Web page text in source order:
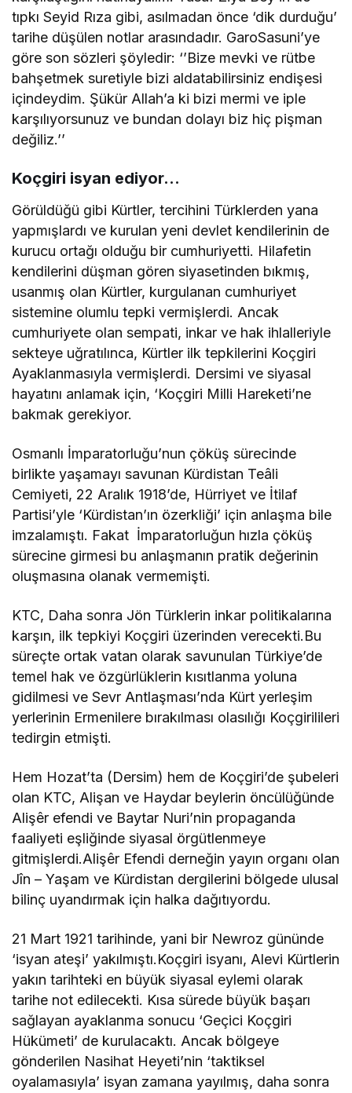
tıpkı Seyid Rıza gibi, asılmadan önce ‘dik durduğu’
tarihe düşülen notlar arasındadır. GaroSasuni’ye
göre son sözleri şöyledir: ‘’Bize mevki ve rütbe
bahşetmek suretiyle bizi aldatabilirsiniz endişesi
içindeydim. Şükür Allah’a ki bizi mermi ve iple
karşılıyorsunuz ve bundan dolayı biz hiç pişman
değiliz.’’
Koçgiri isyan ediyor…
Görüldüğü gibi Kürtler, tercihini Türklerden yana
yapmışlardı ve kurulan yeni devlet kendilerinin de
kurucu ortağı olduğu bir cumhuriyetti. Hilafetin
kendilerini düşman gören siyasetinden bıkmış,
usanmış olan Kürtler, kurgulanan cumhuriyet
sistemine olumlu tepki vermişlerdi. Ancak
cumhuriyete olan sempati, inkar ve hak ihlalleriyle
sekteye uğratılınca, Kürtler ilk tepkilerini Koçgiri
Ayaklanmasıyla vermişlerdi. Dersimi ve siyasal
hayatını anlamak için, ‘Koçgiri Milli Hareketi’ne
bakmak gerekiyor.
Osmanlı İmparatorluğu’nun çöküş sürecinde
birlikte yaşamayı savunan Kürdistan Teâli
Cemiyeti, 22 Aralık 1918’de, Hürriyet ve İtilaf
Partisi’yle ‘Kürdistan’ın özerkliği’ için anlaşma bile
imzalamıştı. Fakat İmparatorluğun hızla çöküş
sürecine girmesi bu anlaşmanın pratik değerinin
oluşmasına olanak vermemişti.
KTC, Daha sonra Jön Türklerin inkar politikalarına
karşın, ilk tepkiyi Koçgiri üzerinden verecekti.Bu
süreçte ortak vatan olarak savunulan Türkiye’de
temel hak ve özgürlüklerin kısıtlanma yoluna
gidilmesi ve Sevr Antlaşması’nda Kürt yerleşim
yerlerinin Ermenilere bırakılması olasılığı Koçgirilileri
tedirgin etmişti.
Hem Hozat’ta (Dersim) hem de Koçgiri’de şubeleri
olan KTC, Alişan ve Haydar beylerin öncülüğünde
Alişêr efendi ve Baytar Nuri’nin propaganda
faaliyeti eşliğinde siyasal örgütlenmeye
gitmişlerdi.Alişêr Efendi derneğin yayın organı olan
Jîn – Yaşam ve Kürdistan dergilerini bölgede ulusal
bilinç uyandırmak için halka dağıtıyordu.
21 Mart 1921 tarihinde, yani bir Newroz gününde
‘isyan ateşi’ yakılmıştı.Koçgiri isyanı, Alevi Kürtlerin
yakın tarihteki en büyük siyasal eylemi olarak
tarihe not edilecekti. Kısa sürede büyük başarı
sağlayan ayaklanma sonucu ‘Geçici Koçgiri
Hükümeti’ de kurulacaktı. Ancak bölgeye
gönderilen Nasihat Heyeti’nin ‘taktiksel
oyalamasıyla’ isyan zamana yayılmış, daha sonra